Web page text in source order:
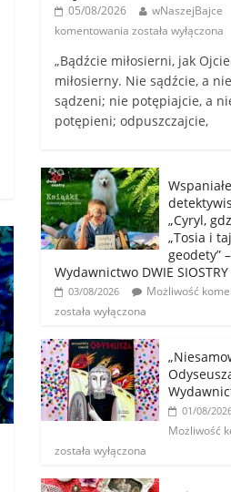
05/08/2026 wNaszejBajce
komentowania została wyłączona
„Bądźcie miłosierni, jak
miłosierny. Nie sądźcie, a
sądzeni; nie potępiajcie, a
potępieni; odpuszczajcie,
„Cyryl,
„Tosia i
geodety” –
Wydawnictwo DWIE SIOSTRY
03/08/2026
Możliwość
została wyłączona
01/08/
Możliwość
została wyłączona